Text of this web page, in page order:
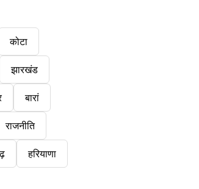
कोटा
झारखंड
बारां
राजनीति
हरियाणा